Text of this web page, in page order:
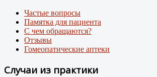
Частые вопросы
Памятка для пациента
С чем обращаются?
Отзывы
Гомеопатические аптеки
Случаи из практики